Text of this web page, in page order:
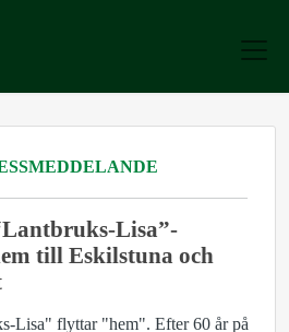
Lisa”-
till Eskilstuna och